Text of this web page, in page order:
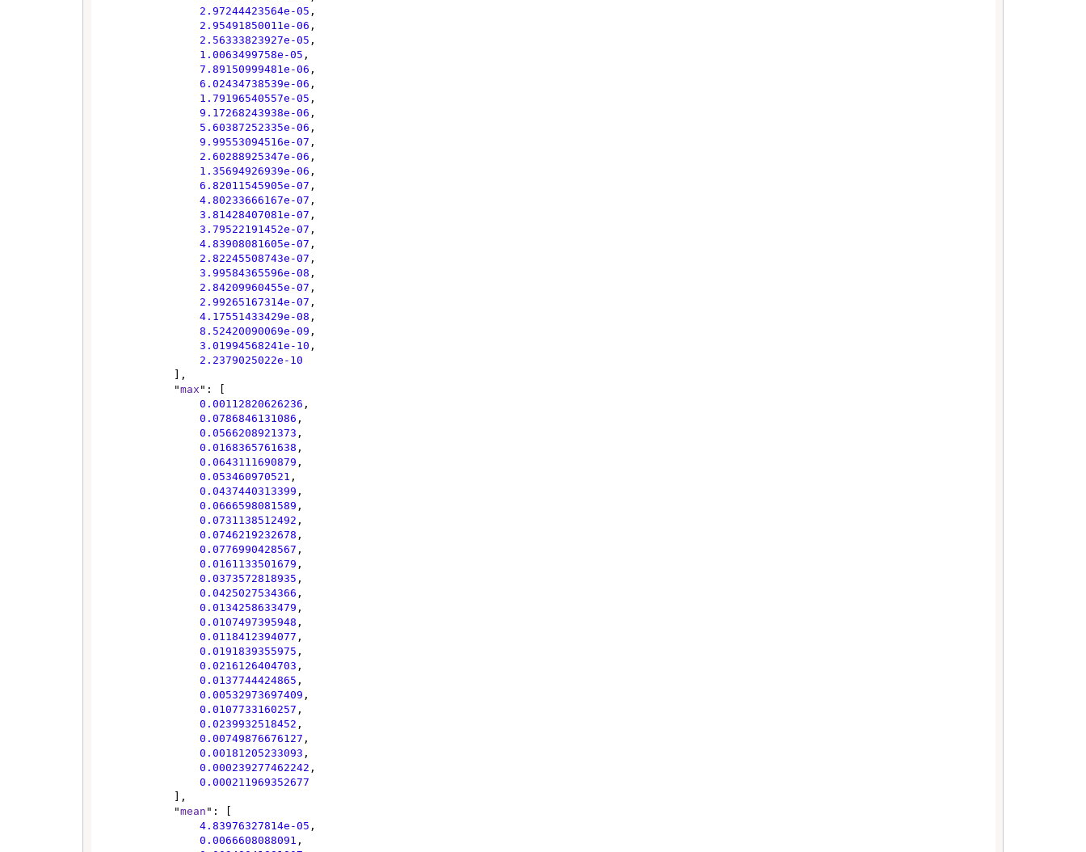
2.97244423564e-05 ,
2.95491850011e-06 ,
2.56333823927e-05 ,
1.0063499758e-05 ,
7.89150999481e-06 ,
6.02434738539e-06 ,
1.79196540557e-05 ,
9.17268243938e-06 ,
5.60387252335e-06 ,
9.99553094516e-07 ,
2.60288925347e-06 ,
1.35694926939e-06 ,
6.82011545905e-07 ,
4.80233666167e-07 ,
3.81428407081e-07 ,
3.79522191452e-07 ,
4.83908081605e-07 ,
2.82245508743e-07 ,
3.99584365596e-08 ,
2.84209960455e-07 ,
2.99265167314e-07 ,
4.17551433429e-08 ,
8.52420090069e-09 ,
3.01994568241e-10 ,
2.2379025022e-10
            "
max ": [
0.00112820626236 ,
0.0786846131086 ,
0.0566208921373 ,
0.0168365761638 ,
0.0643111690879 ,
0.053460970521 ,
0.0437440313399 ,
0.0666598081589 ,
0.0731138512492 ,
0.0746219232678 ,
0.0776990428567 ,
0.0161133501679 ,
0.0373572818935 ,
0.0425027534366 ,
0.0134258633479 ,
0.0107497395948 ,
0.0118412394077 ,
0.0191839355975 ,
0.0216126404703 ,
0.0137744424865 ,
0.00532973697409 ,
0.0107733160257 ,
0.0239932518452 ,
0.00749876676127 ,
0.00181205233093 ,
0.000239277462242 ,
0.000211969352677
            "
mean ": [
4.83976327814e-05 ,
0.0066608088091 ,